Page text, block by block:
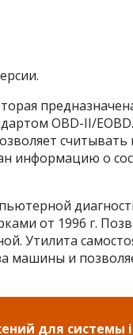
OBD-II/
считывать
информацию о
от 1996 г.
Утилита
машины и
для системы